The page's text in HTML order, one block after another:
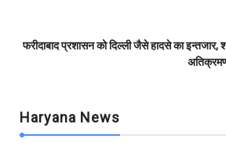
फरीदाबाद प्रशासन को दिल्ली जैसे हादसे का
Haryana News